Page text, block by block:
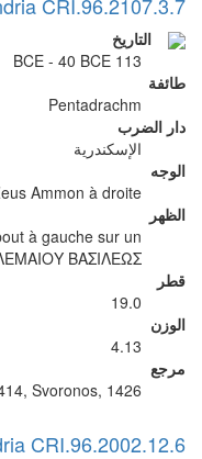
التاريخ
113 BCE - 40 BCE
طائفة
Pentadrachm
دار الضرب
الإسكندرية
الوجه
Ammon à droite.
الظهر
à gauche sur un
ΒΑΣΙΛΕΩΣ
قطر
19.0
الوزن
4.13
مرجع
Svoronos, 1426
CRI.96.2002.12.6